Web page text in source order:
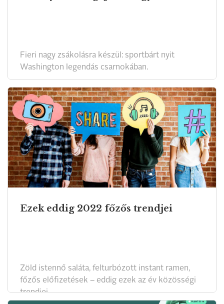
Fieri nagy zsákolásra készül: sportbárt nyit
Washington legendás csarnokában.
Ezek eddig 2022 főzős trendjei
Zöld istennő saláta, felturbózott instant ramen,
főzős előfizetések – eddig ezek az év közösségi
trendjei.